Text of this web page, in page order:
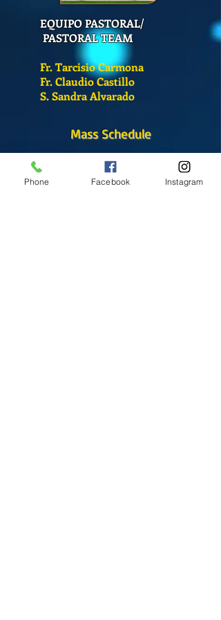
EQUIPO PASTORAL/
PASTORAL TEAM
Fr. Tarcisio Carmona
Fr. Claudio Castillo
S. Sandra Alvarado
Mass Schedule
Monday-Friday
(Chapel)
Phone Facebook Instagram